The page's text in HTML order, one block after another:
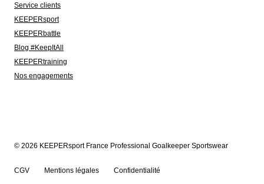
Service clients
KEEPERsport
KEEPERbattle
Blog #KeepItAll
KEEPERtraining
Nos engagements
© 2026 KEEPERsport France Professional Goalkeeper Sportswear
CGV Mentions légales Confidentialité